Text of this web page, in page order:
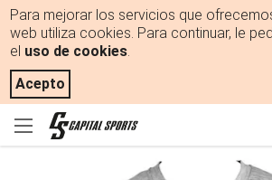
Para mejorar los servicios que
web utiliza cookies. Para continuar, le
el uso de cookies.
Acepto